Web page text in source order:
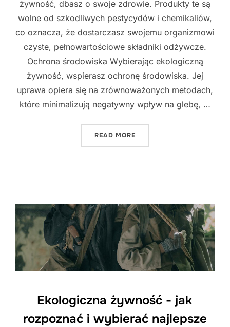
żywność, dbasz o swoje zdrowie. Produkty te są
wolne od szkodliwych pestycydów i chemikaliów,
co oznacza, że dostarczasz swojemu organizmowi
czyste, pełnowartościowe składniki odżywcze.
Ochrona środowiska Wybierając ekologiczną
żywność, wspierasz ochronę środowiska. Jej
uprawa opiera się na zrównoważonych metodach,
które minimalizują negatywny wpływ na glebę, …
READ MORE
Ekologiczna żywność - jak
rozpoznać i wybierać najlepsze